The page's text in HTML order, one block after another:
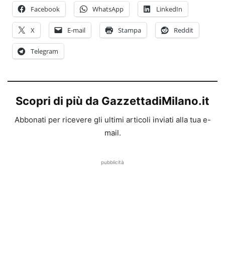
Facebook WhatsApp LinkedIn
X E-mail Stampa Reddit
Telegram
Scopri di più da GazzettadiMilano.it
Abbonati per ricevere gli ultimi articoli inviati alla tua e-
mail.
pubblicità